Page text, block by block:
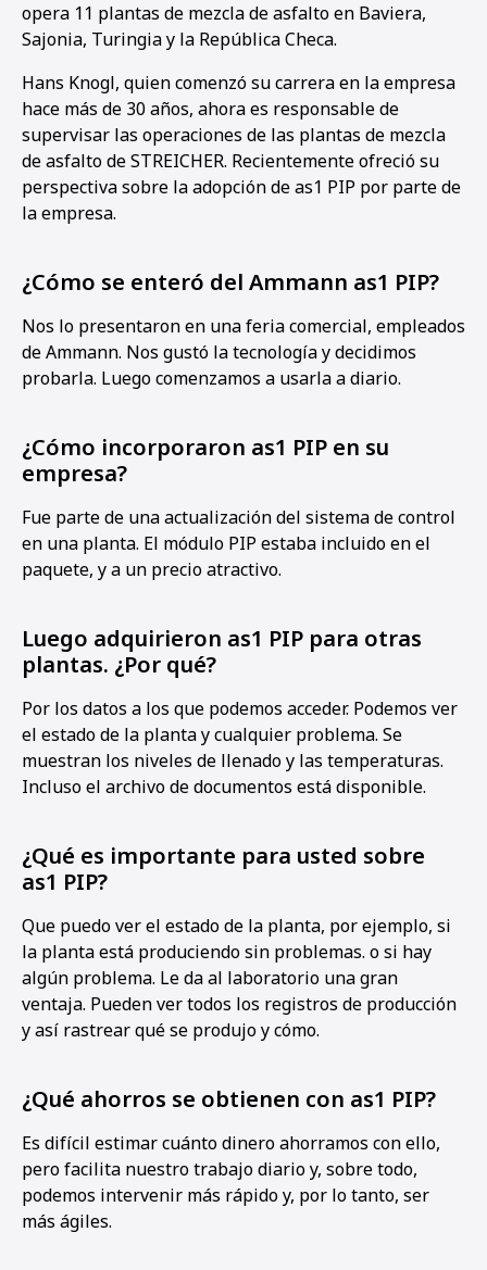
opera 11 plantas de mezcla de asfalto en Baviera,
Sajonia, Turingia y la República Checa.
Hans Knogl, quien comenzó su carrera en la empresa
hace más de 30 años, ahora es responsable de
supervisar las operaciones de las plantas de mezcla
de asfalto de STREICHER. Recientemente ofreció su
perspectiva sobre la adopción de as1 PIP por parte de
la empresa.
¿Cómo se enteró del Ammann as1 PIP?
Nos lo presentaron en una feria comercial, empleados
de Ammann. Nos gustó la tecnología y decidimos
probarla. Luego comenzamos a usarla a diario.
¿Cómo incorporaron as1 PIP en su
empresa?
Fue parte de una actualización del sistema de control
en una planta. El módulo PIP estaba incluido en el
paquete, y a un precio atractivo.
Luego adquirieron as1 PIP para otras
plantas. ¿Por qué?
Por los datos a los que podemos acceder. Podemos ver
el estado de la planta y cualquier problema. Se
muestran los niveles de llenado y las temperaturas.
Incluso el archivo de documentos está disponible.
¿Qué es importante para usted sobre
as1 PIP?
Que puedo ver el estado de la planta, por ejemplo, si
la planta está produciendo sin problemas. o si hay
algún problema. Le da al laboratorio una gran
ventaja. Pueden ver todos los registros de producción
y así rastrear qué se produjo y cómo.
¿Qué ahorros se obtienen con as1 PIP?
Es difícil estimar cuánto dinero ahorramos con ello,
pero facilita nuestro trabajo diario y, sobre todo,
podemos intervenir más rápido y, por lo tanto, ser
más ágiles.